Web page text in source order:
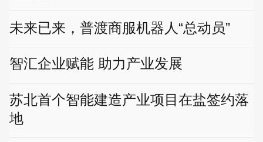
未来已来，普渡商服机器人“总动员”
智汇企业赋能 助力产业发展
苏北首个智能建造产业项目在盐签约落
地